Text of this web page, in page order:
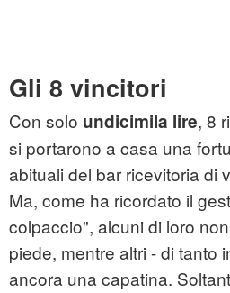
Gli 8 vincitori
Con solo undicimila lire, 8
si portarono a casa una
abituali del bar ricevitoria di
Ma, come ha ricordato il
colpaccio", alcuni di loro
piede, mentre altri - di tanto
ancora una capatina.